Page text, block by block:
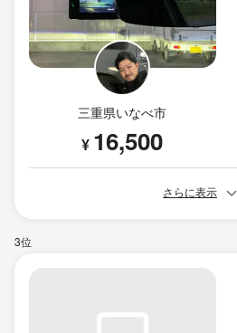
三重県いなべ市
¥ 16,500
さらに表示
3位